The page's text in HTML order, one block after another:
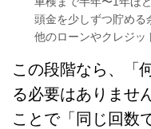
頭金を少しずつ貯める
他のローンやクレジッ
この段階なら、「
る必要はありませ
ことで「同じ回数